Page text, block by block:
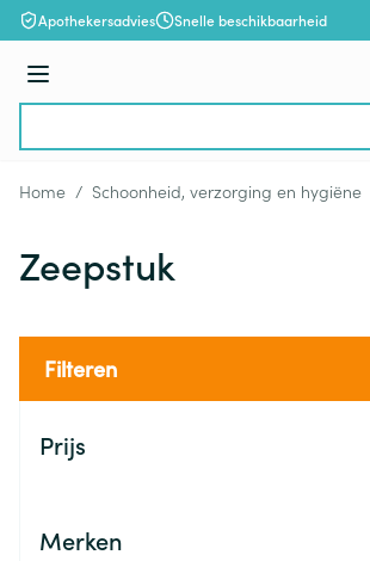
Ga naar de inhoud
Apothekersadvies Snelle beschikbaarheid
Menu
Home / Schoonheid, verzorging en hygiëne
Zeepstuk
Filteren
Prijs
Merken